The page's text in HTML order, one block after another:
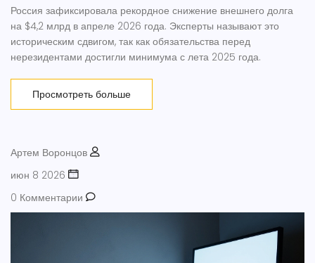
Россия зафиксировала рекордное снижение внешнего долга
на $4,2 млрд в апреле 2026 года. Эксперты называют это
историческим сдвигом, так как обязательства перед
нерезидентами достигли минимума с лета 2025 года.
Просмотреть больше
Артем Воронцов
июн 8 2026
0 Комментарии